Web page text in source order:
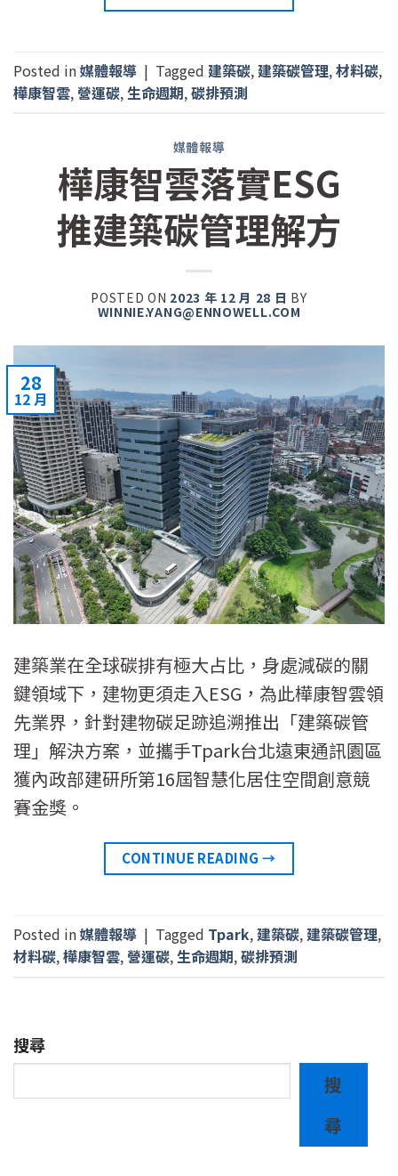
Posted in媒體報導 | Tagged 建築碳, 建築碳管理,材料碳,
樺康智雲, 營運碳,生命週期,碳排預測
媒體報導
樺康智雲落實ESG
推建築碳管理解方
POSTED ON 2023 年 12 月 28 日 BY
WINNIE.YANG@ENNOWELL.COM
28
12 月
建築業在全球碳排有極大占比，身處減碳的關
鍵領域下，建物更須走入ESG，為此樺康智雲領
先業界，針對建物碳足跡追溯推出「建築碳管
理」解決方案，並攜手Tpark台北遠東通訊園區
獲內政部建研所第16屆智慧化居住空間創意競
賽金獎。
CONTINUE READING→
Posted in媒體報導 | Tagged Tpark,建築碳,建築碳管理,
材料碳,樺康智雲, 營運碳,生命週期,碳排預測
搜尋
搜
尋